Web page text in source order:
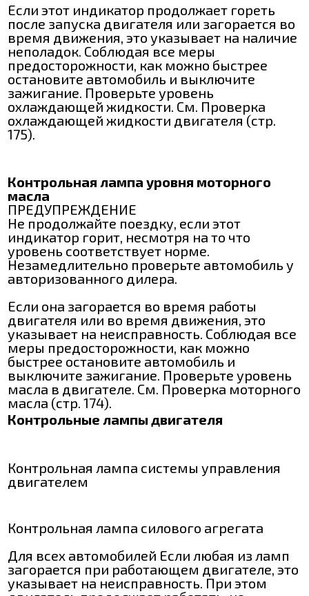
Если этот индикатор продолжает гореть
после запуска двигателя или загорается во
время движения, это указывает на наличие
неполадок. Соблюдая все меры
предосторожности, как можно быстрее
остановите автомобиль и выключите
зажигание. Проверьте уровень
охлаждающей жидкости. См. Проверка
охлаждающей жидкости двигателя (стр.
175).
Контрольная лампа уровня моторного
масла
ПРЕДУПРЕЖДЕНИЕ
Не продолжайте поездку, если этот
индикатор горит, несмотря на то что
уровень соответствует норме.
Незамедлительно проверьте автомобиль у
авторизованного дилера.
Если она загорается во время работы
двигателя или во время движения, это
указывает на неисправность. Соблюдая все
меры предосторожности, как можно
быстрее остановите автомобиль и
выключите зажигание. Проверьте уровень
масла в двигателе. См. Проверка моторного
масла (стр. 174).
Контрольные лампы двигателя
Контрольная лампа системы управления
двигателем
Контрольная лампа силового агрегата
Для всех автомобилей Если любая из ламп
загорается при работающем двигателе, это
указывает на неисправность. При этом